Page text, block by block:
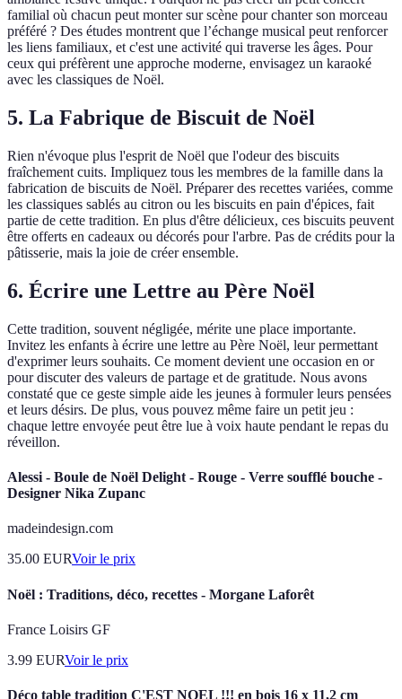
familial où chacun peut monter sur scène pour chanter son morceau
préféré ? Des études montrent que l’échange musical peut renforcer
les liens familiaux, et c'est une activité qui traverse les âges. Pour
ceux qui préfèrent une approche moderne, envisagez un karaoké
avec les classiques de Noël.
5. La Fabrique de Biscuit de Noël
Rien n'évoque plus l'esprit de Noël que l'odeur des biscuits
fraîchement cuits. Impliquez tous les membres de la famille dans la
fabrication de biscuits de Noël. Préparer des recettes variées, comme
les classiques sablés au citron ou les biscuits en pain d'épices, fait
partie de cette tradition. En plus d'être délicieux, ces biscuits peuvent
être offerts en cadeaux ou décorés pour l'arbre. Pas de crédits pour la
pâtisserie, mais la joie de créer ensemble.
6. Écrire une Lettre au Père Noël
Cette tradition, souvent négligée, mérite une place importante.
Invitez les enfants à écrire une lettre au Père Noël, leur permettant
d'exprimer leurs souhaits. Ce moment devient une occasion en or
pour discuter des valeurs de partage et de gratitude. Nous avons
constaté que ce geste simple aide les jeunes à formuler leurs pensées
et leurs désirs. De plus, vous pouvez même faire un petit jeu :
chaque lettre envoyée peut être lue à voix haute pendant le repas du
réveillon.
Alessi - Boule de Noël Delight - Rouge - Verre soufflé bouche -
Designer Nika Zupanc
madeindesign.com
35.00 EURVoir le prix
Noël : Traditions, déco, recettes - Morgane Laforêt
France Loisirs GF
3.99 EURVoir le prix
Déco table tradition C'EST NOEL !!! en bois 16 x 11,2 cm